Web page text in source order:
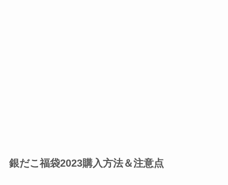
銀だこ福袋2023購入方法＆注意点